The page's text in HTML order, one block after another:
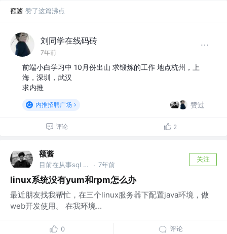
额酱 赞了这篇沸点
刘同学在线码砖
7年前
前端小白学习中 10月份出山 求锻炼的工作 地点杭州，上
海，深圳，武汉
求内推
内推招聘广场 赞过
评论 2
额酱
目前在从事sql @没有 · 7年前
关注
linux系统没有yum和rpm怎么办
最近朋友找我帮忙，在三个linux服务器下配置java环境，做
web开发使用。 在我环境...
0 评论